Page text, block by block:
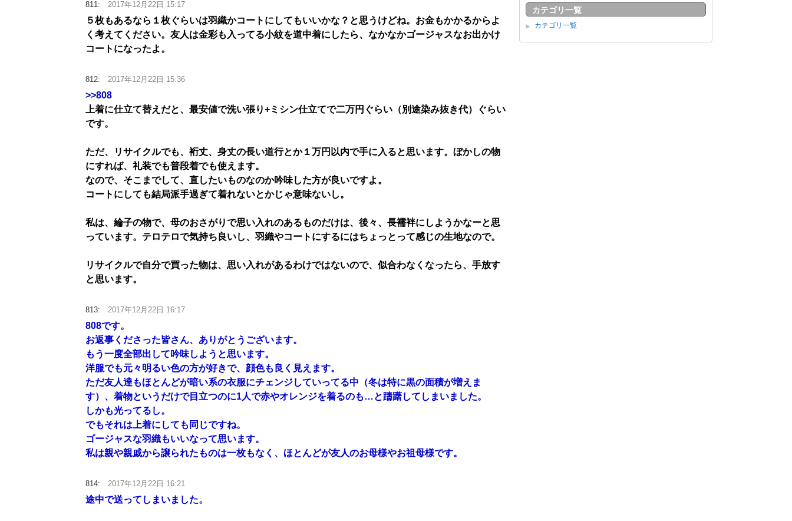
811: 2017年12月22日 15:17
５枚もあるなら１枚ぐらいは羽織かコートにしてもいいかな？と思うけどね。お金もかかるからよ
く考えてください。友人は金彩も入ってる小紋を道中着にしたら、なかなかゴージャスなお出かけ
コートになったよ。
812: 2017年12月22日 15:36
>>808
上着に仕立て替えだと、最安値で洗い張り+ミシン仕立てで二万円ぐらい（別途染み抜き代）ぐらい
です。
ただ、リサイクルでも、裄丈、身丈の長い道行とか１万円以内で手に入ると思います。ぼかしの物
にすれば、礼装でも普段着でも使えます。
なので、そこまでして、直したいものなのか吟味した方が良いですよ。
コートにしても結局派手過ぎて着れないとかじゃ意味ないし。
私は、綸子の物で、母のおさがりで思い入れのあるものだけは、後々、長襦袢にしようかなーと思
っています。テロテロで気持ち良いし、羽織やコートにするにはちょっとって感じの生地なので。
リサイクルで自分で買った物は、思い入れがあるわけではないので、似合わなくなったら、手放す
と思います。
813: 2017年12月22日 16:17
808です。
お返事くださった皆さん、ありがとうございます。
もう一度全部出して吟味しようと思います。
洋服でも元々明るい色の方が好きで、顔色も良く見えます。
ただ友人達もほとんどが暗い系の衣服にチェンジしていってる中（冬は特に黒の面積が増えま
す）、着物というだけで目立つのに1人で赤やオレンジを着るのも…と躊躇してしまいました。
しかも光ってるし。
でもそれは上着にしても同じですね。
ゴージャスな羽織もいいなって思います。
私は親や親戚から譲られたものは一枚もなく、ほとんどが友人のお母様やお祖母様です。
814: 2017年12月22日 16:21
途中で送ってしまいました。
カテゴリ一覧
カテゴリ一覧